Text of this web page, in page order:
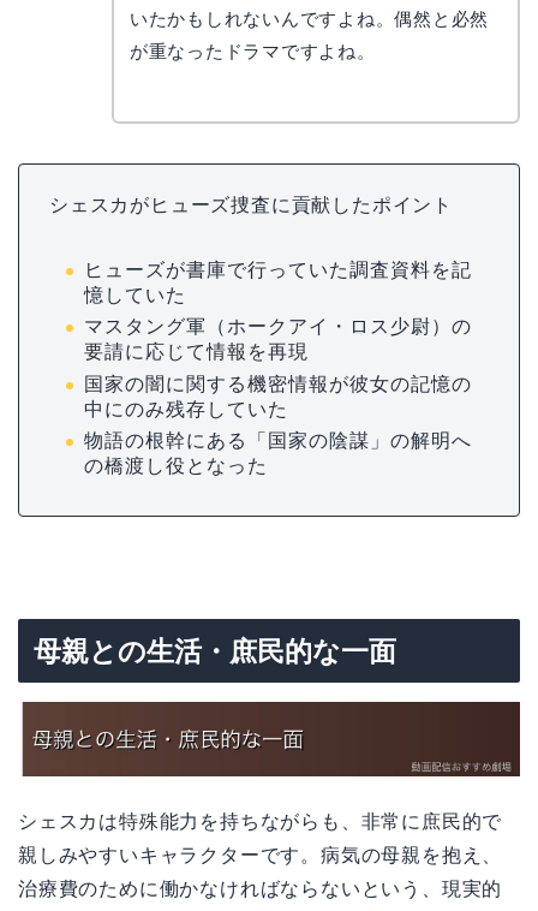
いたかもしれないんですよね。偶然と必然
が重なったドラマですよね。
シェスカがヒューズ捜査に貢献したポイント
ヒューズが書庫で行っていた調査資料を記
憶していた
マスタング軍（ホークアイ・ロス少尉）の
要請に応じて情報を再現
国家の闇に関する機密情報が彼女の記憶の
中にのみ残存していた
物語の根幹にある「国家の陰謀」の解明へ
の橋渡し役となった
母親との生活・庶民的な一面
シェスカは特殊能力を持ちながらも、非常に庶民的で
親しみやすいキャラクターです。病気の母親を抱え、
治療費のために働かなければならないという、現実的